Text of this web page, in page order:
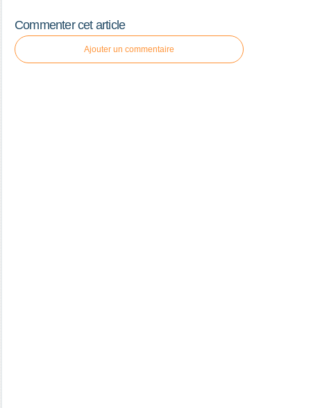
Commenter cet article
Ajouter un commentaire